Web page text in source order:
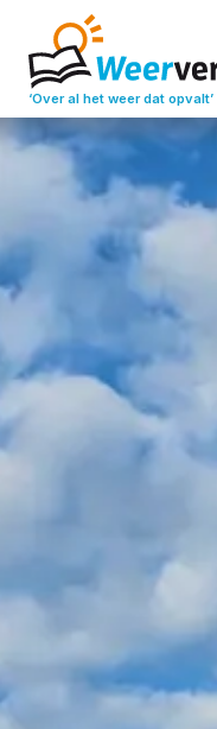
‘Over al het weer dat opvalt’